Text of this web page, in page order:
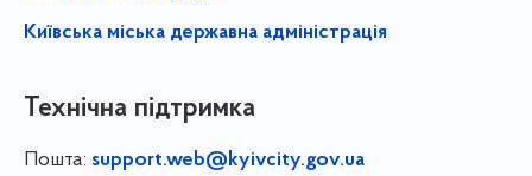
Київська міська державна адміністрація
Технічна підтримка
Пошта: support.web@kyivcity.gov.ua